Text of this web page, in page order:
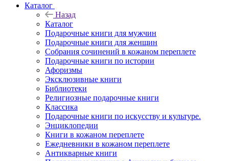
Каталог
Назад
Каталог
Подарочные книги для мужчин
Подарочные книги для женщин
Собрания сочинений в кожаном переплете
Подарочные книги по истории
Афоризмы
Эксклюзивные книги
Библиотеки
Религиозные подарочные книги
Классика
Подарочные книги по искусству и культуре.
Энциклопедии
Книги в кожаном переплете
Ежедневники в кожаном переплете
Антикварные книги